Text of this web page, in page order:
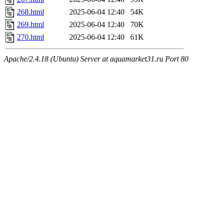
268.html
2025-06-04 12:40
54K
269.html
2025-06-04 12:40
70K
270.html
2025-06-04 12:40 61K
Apache/2.4.18 (Ubuntu) Server at aquamarket31.ru Port 80